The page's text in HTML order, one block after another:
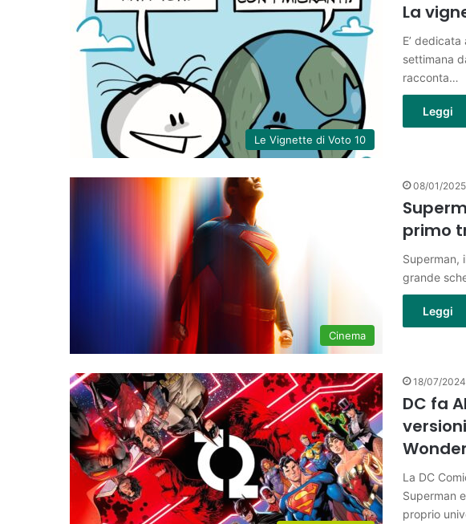
Le Vignette di Voto 10
La
E’
settimana
racconta…
Leggi
Cinema
08/01/2025
primo
Superman,
grande
Leggi
18/07/2024
DC fa
La DC
Superman
proprio